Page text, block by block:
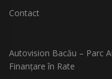
Contact
Autovision Bacău – Parc
Finanțare în Rate